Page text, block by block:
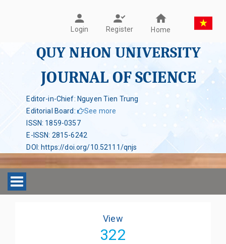
Login Register Home
QUY NHON UNIVERSITY
JOURNAL OF SCIENCE
Editor-in-Chief: Nguyen Tien Trung
Editorial Board:
See more
ISSN: 1859-0357
E-ISSN: 2815-6242
DOI : https://doi.org/10.52111/qnjs
Toggle navigation
View
322